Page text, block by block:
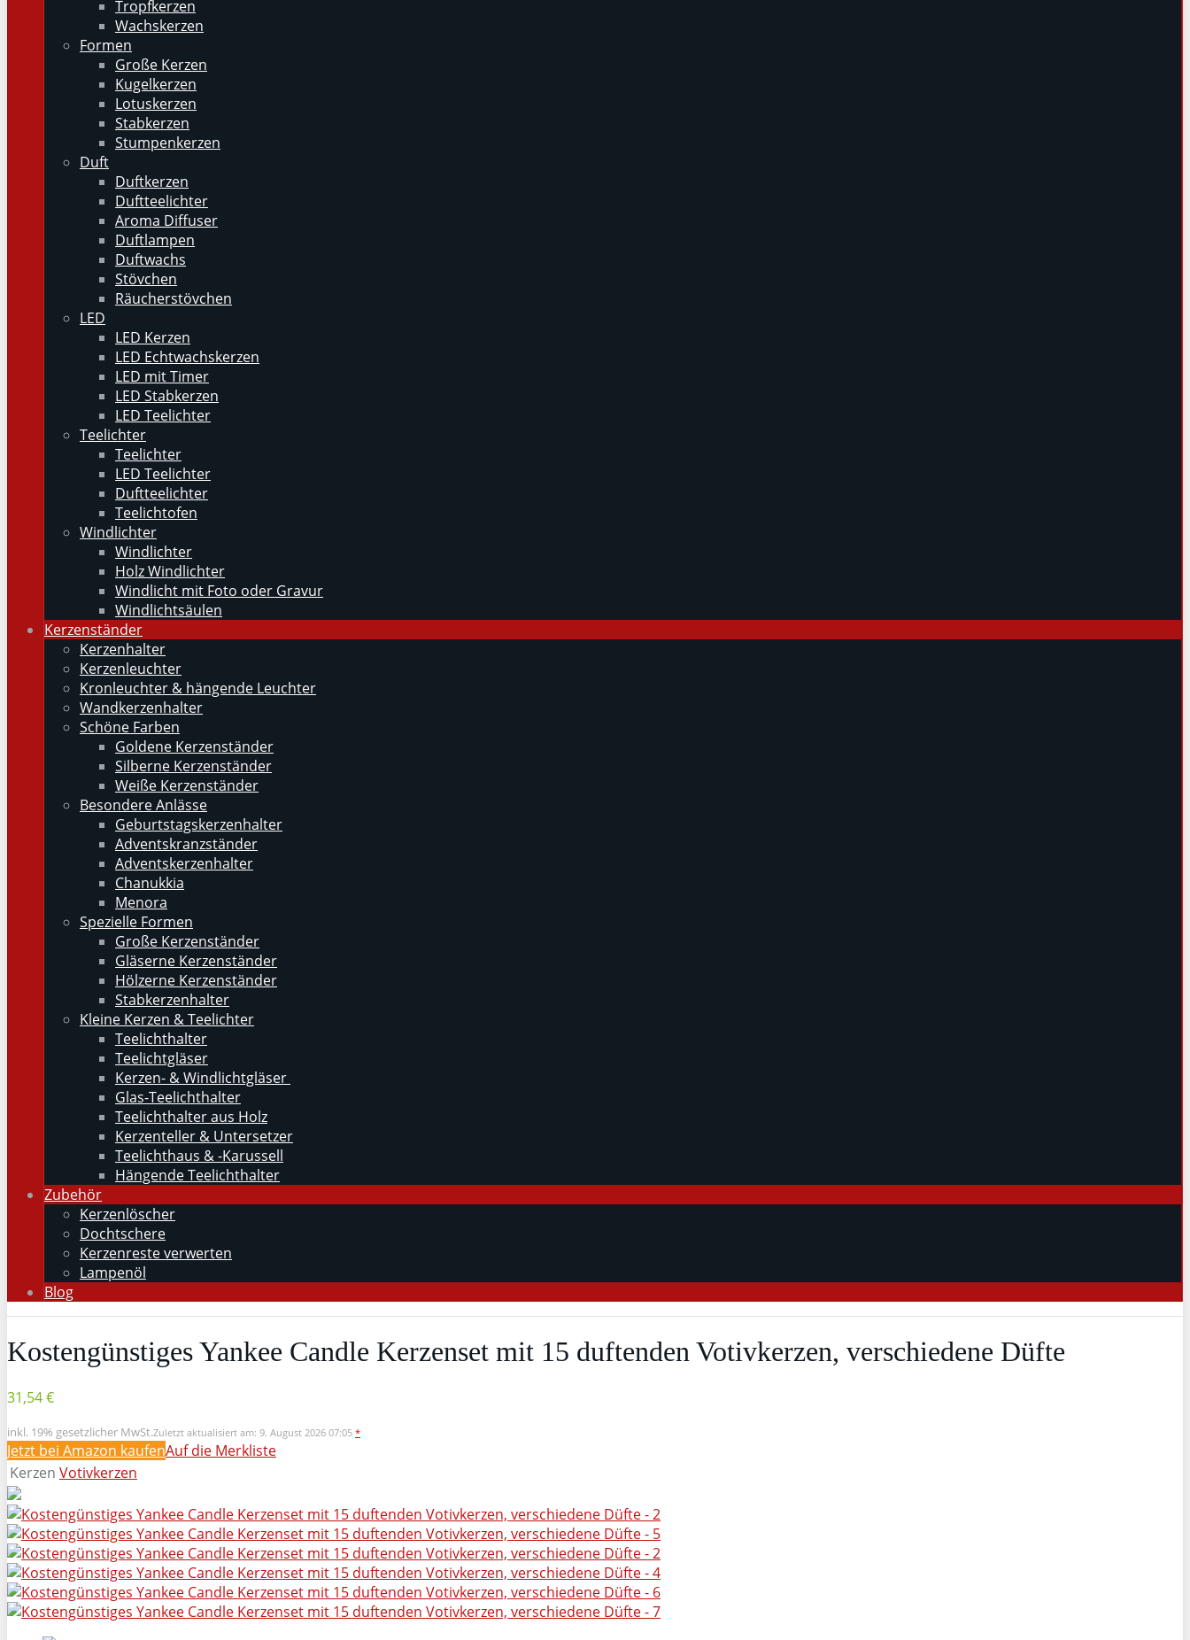
Tropfkerzen
Wachskerzen
Formen
Große Kerzen
Kugelkerzen
Lotuskerzen
Stabkerzen
Stumpenkerzen
Duft
Duftkerzen
Duftteelichter
Aroma Diffuser
Duftlampen
Duftwachs
Stövchen
Räucherstövchen
LED
LED Kerzen
LED Echtwachskerzen
LED mit Timer
LED Stabkerzen
LED Teelichter
Teelichter
Teelichter
LED Teelichter
Duftteelichter
Teelichtofen
Windlichter
Windlichter
Holz Windlichter
Windlicht mit Foto oder Gravur
Windlichtsäulen
Kerzenständer
Kerzenhalter
Kerzenleuchter
Kronleuchter & hängende Leuchter
Wandkerzenhalter
Schöne Farben
Goldene Kerzenständer
Silberne Kerzenständer
Weiße Kerzenständer
Besondere Anlässe
Geburtstagskerzenhalter
Adventskranzständer
Adventskerzenhalter
Chanukkia
Menora
Spezielle Formen
Große Kerzenständer
Gläserne Kerzenständer
Hölzerne Kerzenständer
Stabkerzenhalter
Kleine Kerzen & Teelichter
Teelichthalter
Teelichtgläser
Kerzen- & Windlichtgläser
Glas-Teelichthalter
Teelichthalter aus Holz
Kerzenteller & Untersetzer
Teelichthaus & -Karussell
Hängende Teelichthalter
Zubehör
Kerzenlöscher
Dochtschere
Kerzenreste verwerten
Lampenöl
Blog
Kostengünstiges Yankee Candle Kerzenset mit 15 duftenden Votivkerzen, verschiedene Düfte
31,54 €
inkl. 19% gesetzlicher MwSt.Zuletzt aktualisiert am: 9. August 2026 07:05 *
Jetzt bei Amazon kaufenAuf die Merkliste
Kerzen Votivkerzen